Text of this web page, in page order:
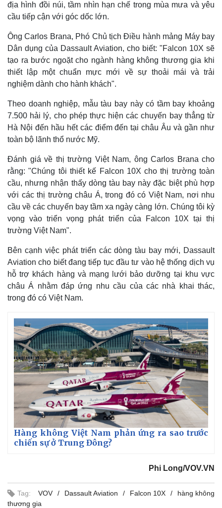
Kinh tế
Bất động sản
Khởi nghiệp
Giá vàng
Tiêu dùng
Tỷ giá
Chứng khoán
Giá cà phê
địa hình đồi núi, tầm nhìn hạn chế trong mùa mưa và yêu
cầu tiếp cận với góc dốc lớn.
Ông Carlos Brana, Phó Chủ tịch Điều hành mảng Máy bay
Dân dụng của Dassault Aviation, cho biết: "Falcon 10X sẽ
tạo ra bước ngoặt cho ngành hàng không thương gia khi
thiết lập một chuẩn mực mới về sự thoải mái và trải
nghiệm dành cho hành khách".
Theo doanh nghiệp, mẫu tàu bay này có tầm bay khoảng
7.500 hải lý, cho phép thực hiện các chuyến bay thẳng từ
Hà Nội đến hầu hết các điểm đến tại châu Âu và gần như
toàn bộ lãnh thổ nước Mỹ.
Đánh giá về thị trường Việt Nam, ông Carlos Brana cho
rằng: "Chúng tôi thiết kế Falcon 10X cho thị trường toàn
cầu, nhưng nhận thấy dòng tàu bay này đặc biệt phù hợp
với các thị trường châu Á, trong đó có Việt Nam, nơi nhu
cầu về các chuyến bay tầm xa ngày càng lớn. Chúng tôi kỳ
vọng vào triển vọng phát triển của Falcon 10X tại thị
trường Việt Nam".
Bên cạnh việc phát triển các dòng tàu bay mới, Dassault
Aviation cho biết đang tiếp tục đầu tư vào hệ thống dịch vụ
hỗ trợ khách hàng và mạng lưới bảo dưỡng tại khu vực
châu Á nhằm đáp ứng nhu cầu của các nhà khai thác,
trong đó có Việt Nam.
Hàng không Việt Nam phản ứng ra sao trước
chiến sự ở Trung Đông?
Phi Long/VOV.VN
Tag: VOV Dassault Aviation Falcon 10X
hàng không
thương gia